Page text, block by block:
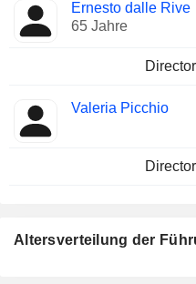
Ernesto dalle Rive
65 Jahre
Valeria Picchio
Altersverteilung der